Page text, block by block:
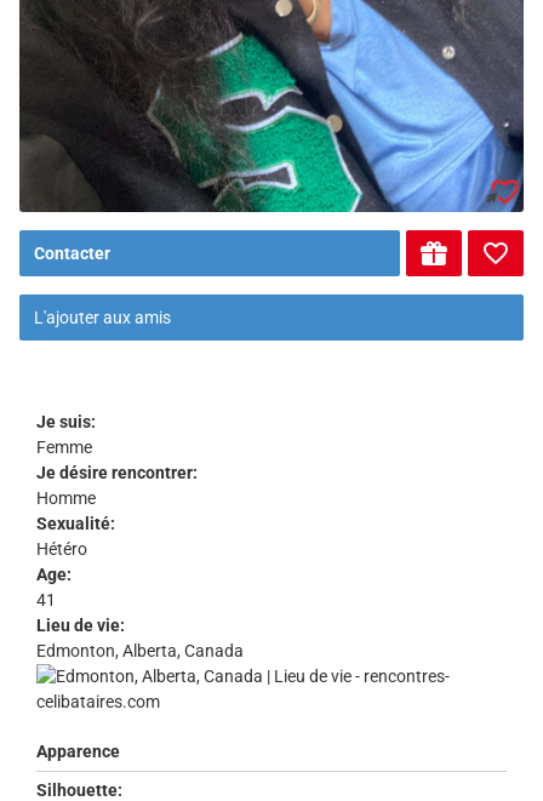
Contacter
L'ajouter aux amis
Je suis:
Femme
Je désire rencontrer:
Homme
Sexualité:
Hétéro
Age:
41
Lieu de vie:
Edmonton, Alberta, Canada
Apparence
Silhouette: